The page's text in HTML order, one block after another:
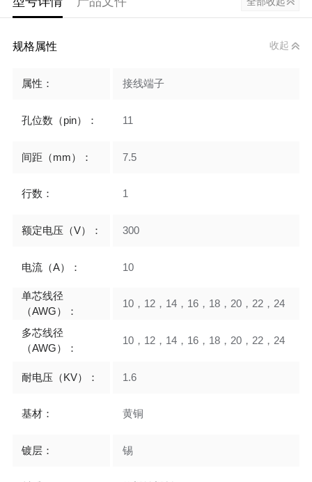
规格属性 收起
属性： 接线端子
孔位数（pin）： 11
间距（mm）： 7.5
行数： 1
额定电压（V）： 300
电流（A）： 10
单芯线径
（AWG）：
10，12，14，16，18，20，22，24
多芯线径
（AWG）：
10，12，14，16，18，20，22，24
耐电压（KV）： 1.6
基材： 黄铜
镀层： 锡